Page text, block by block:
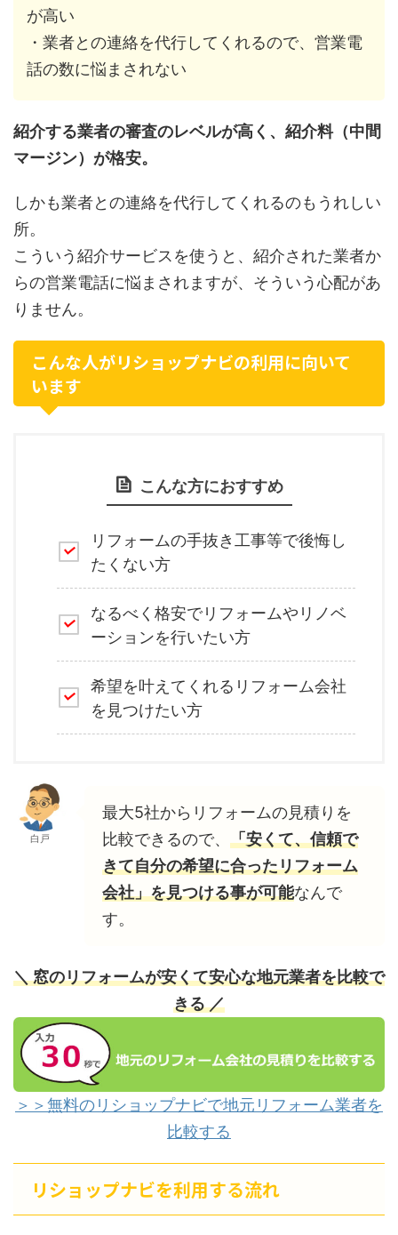
が高い
・業者との連絡を代行してくれるので、営業電
話の数に悩まされない
紹介する業者の審査のレベルが高く、紹介料（中間
マージン）が格安。
しかも業者との連絡を代行してくれるのもうれしい
所。
こういう紹介サービスを使うと、紹介された業者か
らの営業電話に悩まされますが、そういう心配があ
りません。
こんな人がリショップナビの利用に向いて
います
こんな方におすすめ
リフォームの手抜き工事等で後悔し
たくない方
なるべく格安でリフォームやリノベ
ーションを行いたい方
希望を叶えてくれるリフォーム会社
を見つけたい方
白戸
最大5社からリフォームの見積りを
比較できるので、 「安くて、信頼で
きて自分の希望に合ったリフォーム
会社」を見つける事が可能なんで
す。
＼ 窓のリフォームが安くて安心な地元業者を比較で
きる ／
＞＞無料のリショップナビで地元リフォーム業者を
比較する
リショップナビを利用する流れ